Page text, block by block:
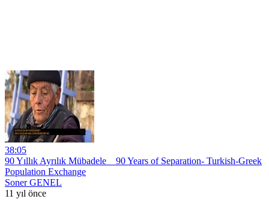
38:05
90 Yıllık Ayrılık Mübadele _ 90 Years of Separation- Turkish-Greek
Population Exchange
Soner GENEL
11 yıl önce